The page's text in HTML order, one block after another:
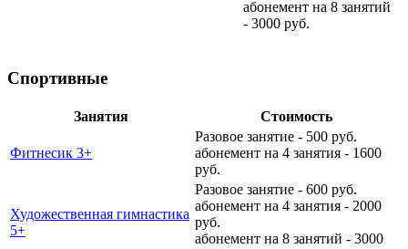
абонемент на 8 занятий
- 3000 руб.
Спортивные
Занятия Стоимость
Фитнесик 3+
Разовое занятие - 500 руб.
абонемент на 4 занятия - 1600
руб.
Художественная гимнастика
5+
Разовое занятие - 600 руб.
абонемент на 4 занятия - 2000
руб.
абонемент на 8 занятий - 3000